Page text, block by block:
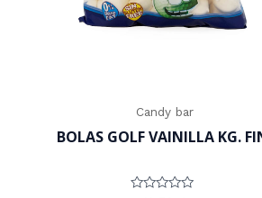
Candy bar
BOLAS GOLF VAINILLA KG.